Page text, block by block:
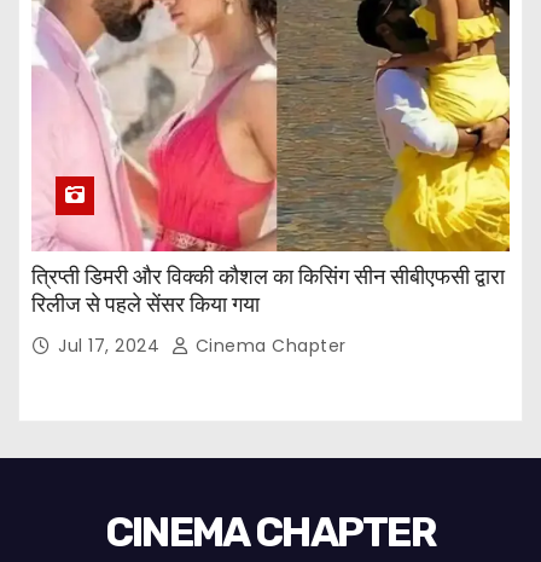
त्रिप्ती डिमरी और विक्की कौशल का किसिंग सीन सीबीएफसी द्वारा
रिलीज से पहले सेंसर किया गया
Jul 17, 2024 Cinema Chapter
CINEMA CHAPTER